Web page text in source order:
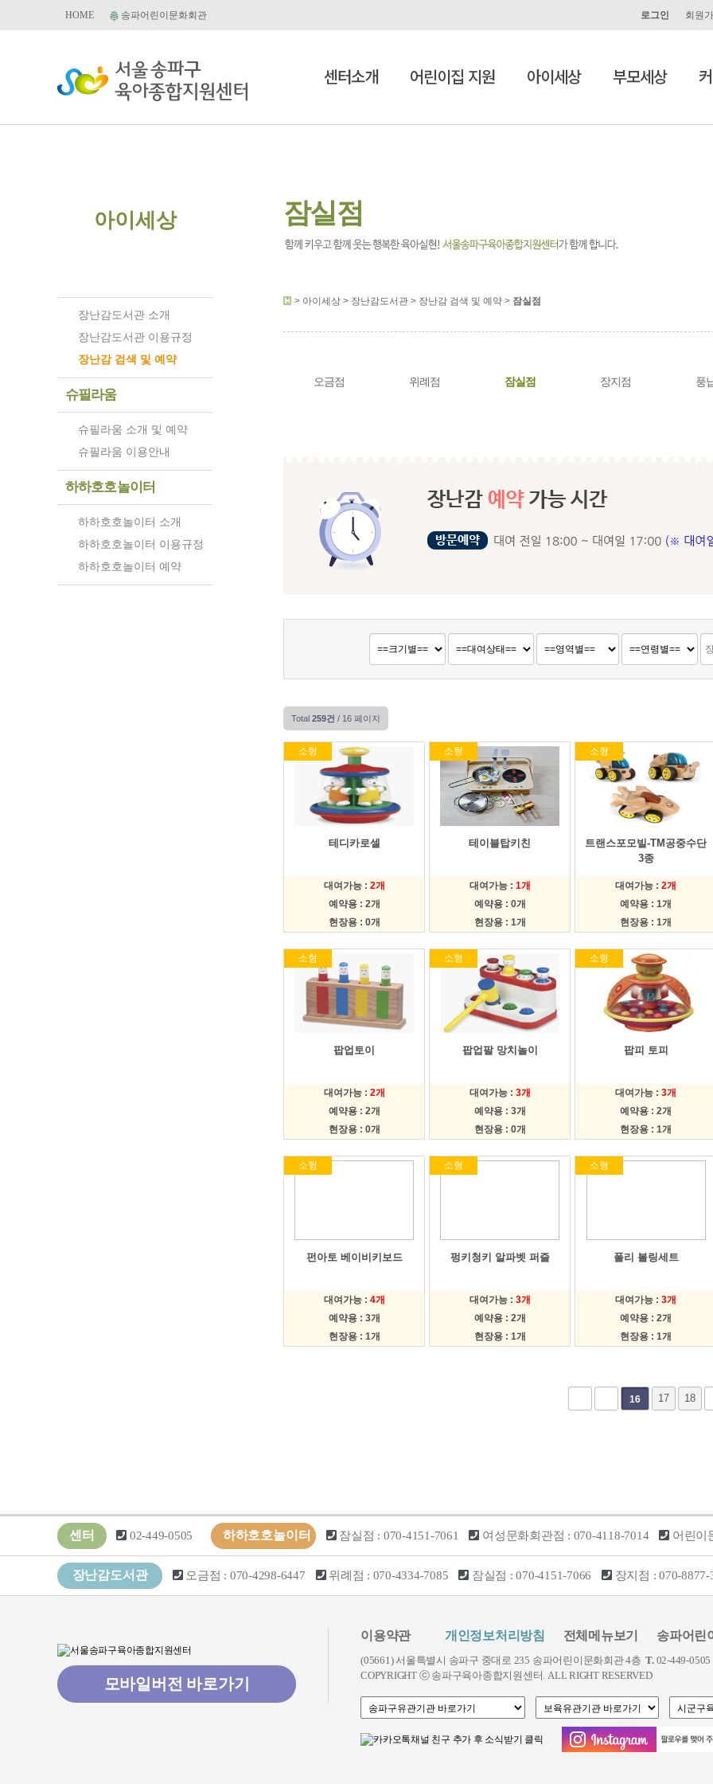
HOME 송파어린이문화회관 로그인 회원
센터소개 어린이집 지원 아이세상 부모세상
아이세상
장난감도서관 소개
장난감도서관 이용규정
장난감 검색 및 예약
슈필라움
슈필라움 소개 및 예약
슈필라움 이용안내
하하호호놀이터
하하호호놀이터 소개
하하호호놀이터 이용규정
하하호호놀이터 예약
잠실점
> 아이세상 > 장난감도서관 > 장난감 검색 및 예약 > 잠실점
오금점 위례점 잠실점 장지점 풍
Total 259건 / 16 페이지
소형
테디카로셀
대여가능 : 2개
예약용 : 2개
현장용 : 0개
소형
테이블탑키친
대여가능 : 1개
예약용 : 0개
현장용 : 1개
소형
트랜스포모빌-TM공중수단
3종
대여가능 : 2개
예약용 : 1개
현장용 : 1개
소형
팝업토이
대여가능 : 2개
예약용 : 2개
현장용 : 0개
소형
팝업팔 망치놀이
대여가능 : 3개
예약용 : 3개
현장용 : 0개
소형
팝피 토피
대여가능 : 3개
예약용 : 2개
현장용 : 1개
소형
펀아토 베이비키보드
대여가능 : 4개
예약용 : 3개
현장용 : 1개
소형
펑키청키 알파벳 퍼즐
대여가능 : 3개
예약용 : 2개
현장용 : 1개
소형
폴리 볼링세트
대여가능 : 3개
예약용 : 2개
현장용 : 1개
16 17 18
센터 02-449-0505 하하호호놀이터 잠실점 : 070-4151-7061 여성문화회관점 : 070-4118-7014 어린이
장난감도서관 오금점 : 070-4298-6447 위례점 : 070-4334-7085 잠실점 : 070-4151-7066 장지점 : 070-8877-
모바일버전 바로가기
이용약관 개인정보처리방침 전체메뉴보기 송파어린
(05661) 서울특별시 송파구 중대로 235 송파어린이문화회관 4층T.02-449-0505
COPYRIGHT ⓒ 송파구육아종합지원센터. ALL RIGHT RESERVED